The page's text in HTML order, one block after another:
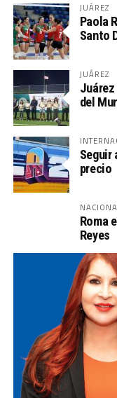
JUÁREZ
Paola
Santo
JUÁREZ
del
Seguir
precio
Roma
Reyes